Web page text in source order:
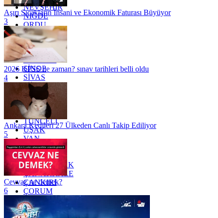
NEVŞEHİR
NİĞDE
ORDU
OSMANİYE
RİZE
SAKARYA
SAMSUN
SİNOP
SİVAS
SİİRT
TEKİRDAĞ
TOKAT
TRABZON
TUNCELİ
UŞAK
VAN
YALOVA
YOZGAT
ZONGULDAK
ÇANAKKALE
ÇANKIRI
ÇORUM
İSTANBUL
İZMİR
Aşırı Sıcakların İnsani ve Ekonomik Faturası Büyüyor
3
2026 KPSS ne zaman? sınav tarihleri belli oldu
4
Ankara Kedileri 27 Ülkeden Canlı Takip Ediliyor
5
Cevvaz ne demek?
6